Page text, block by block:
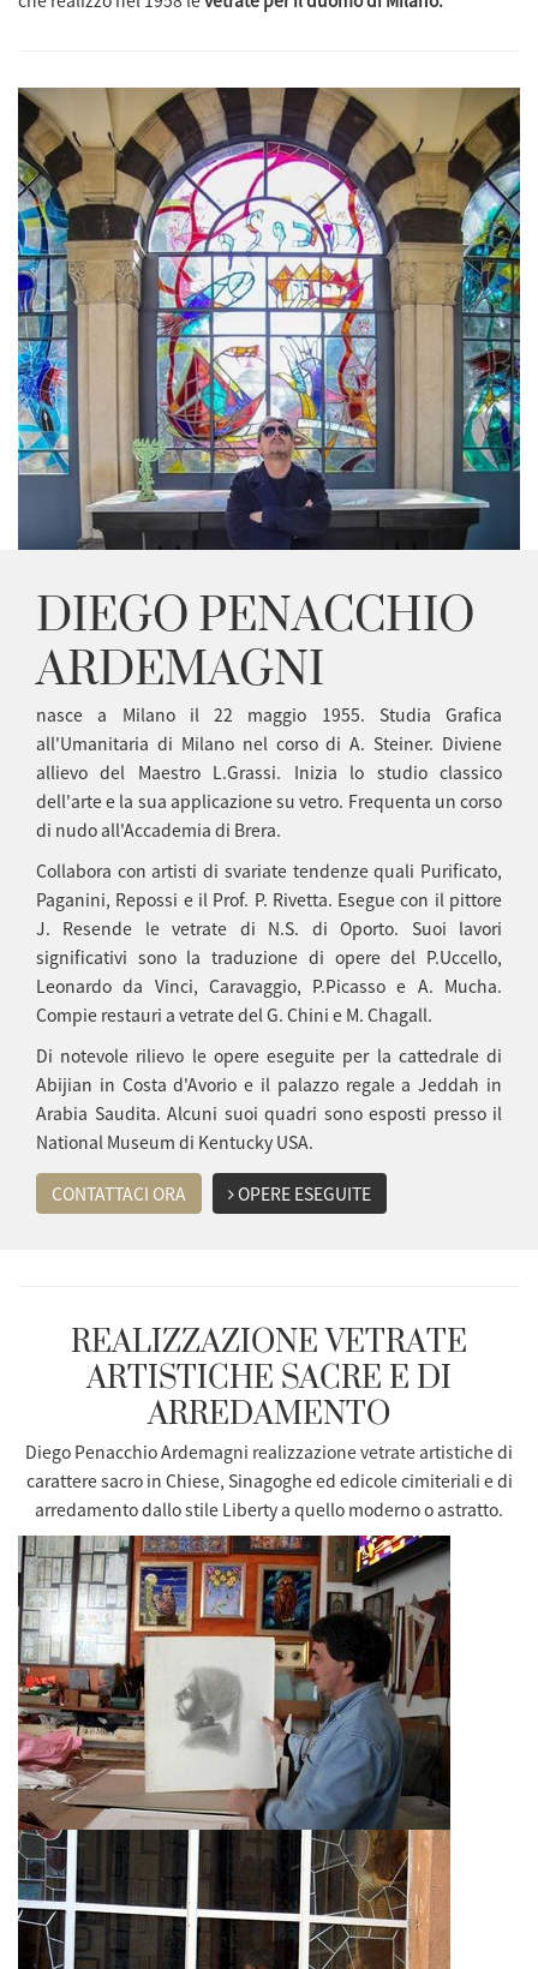
DIEGO PENACCHIO
ARDEMAGNI
nasce a Milano il 22 maggio 1955. Studia Grafica
all'Umanitaria di Milano nel corso di A. Steiner. Diviene
allievo del Maestro L.Grassi. Inizia lo studio classico
dell'arte e la sua applicazione su vetro. Frequenta un corso
di nudo all'Accademia di Brera.
Collabora con artisti di svariate tendenze quali Purificato,
Paganini, Repossi e il Prof. P. Rivetta. Esegue con il pittore
J. Resende le vetrate di N.S. di Oporto. Suoi lavori
significativi sono la traduzione di opere del P.Uccello,
Leonardo da Vinci, Caravaggio, P.Picasso e A. Mucha.
Compie restauri a vetrate del G. Chini e M. Chagall.
Di notevole rilievo le opere eseguite per la cattedrale di
Abijian in Costa d'Avorio e il palazzo regale a Jeddah in
Arabia Saudita. Alcuni suoi quadri sono esposti presso il
National Museum di Kentucky USA.
CONTATTACI ORA OPERE ESEGUITE
REALIZZAZIONE VETRATE
ARTISTICHESACRE E DI
ARREDAMENTO
Diego Penacchio Ardemagni realizzazione vetrate artistichedi
carattere sacro in Chiese, Sinagoghe ed edicole cimiteriali e di
arredamento dallo stile Liberty a quello moderno o astratto.